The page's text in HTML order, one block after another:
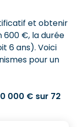
et obtenir
600 €, la durée
6 ans). Voici
pour un
000 € sur 72